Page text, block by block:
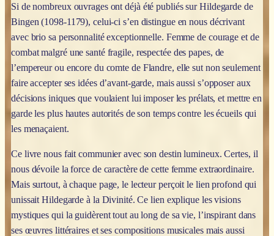
Si de nombreux ouvrages ont déjà été publiés sur Hildegarde de
Bingen (1098-1179), celui-ci s’en distingue en nous décrivant
avec brio sa personnalité exceptionnelle. Femme de courage et de
combat malgré une santé fragile, respectée des papes, de
l’empereur ou encore du comte de Flandre, elle sut non seulement
faire accepter ses idées d’avant-garde, mais aussi s’opposer aux
décisions iniques que voulaient lui imposer les prélats, et mettre en
garde les plus hautes autorités de son temps contre les écueils qui
les menaçaient.
Ce livre nous fait communier avec son destin lumineux. Certes, il
nous dévoile la force de caractère de cette femme extraordinaire.
Mais surtout, à chaque page, le lecteur perçoit le lien profond qui
unissait Hildegarde à la Divinité. Ce lien explique les visions
mystiques qui la guidèrent tout au long de sa vie, l’inspirant dans
ses œuvres littéraires et ses compositions musicales mais aussi